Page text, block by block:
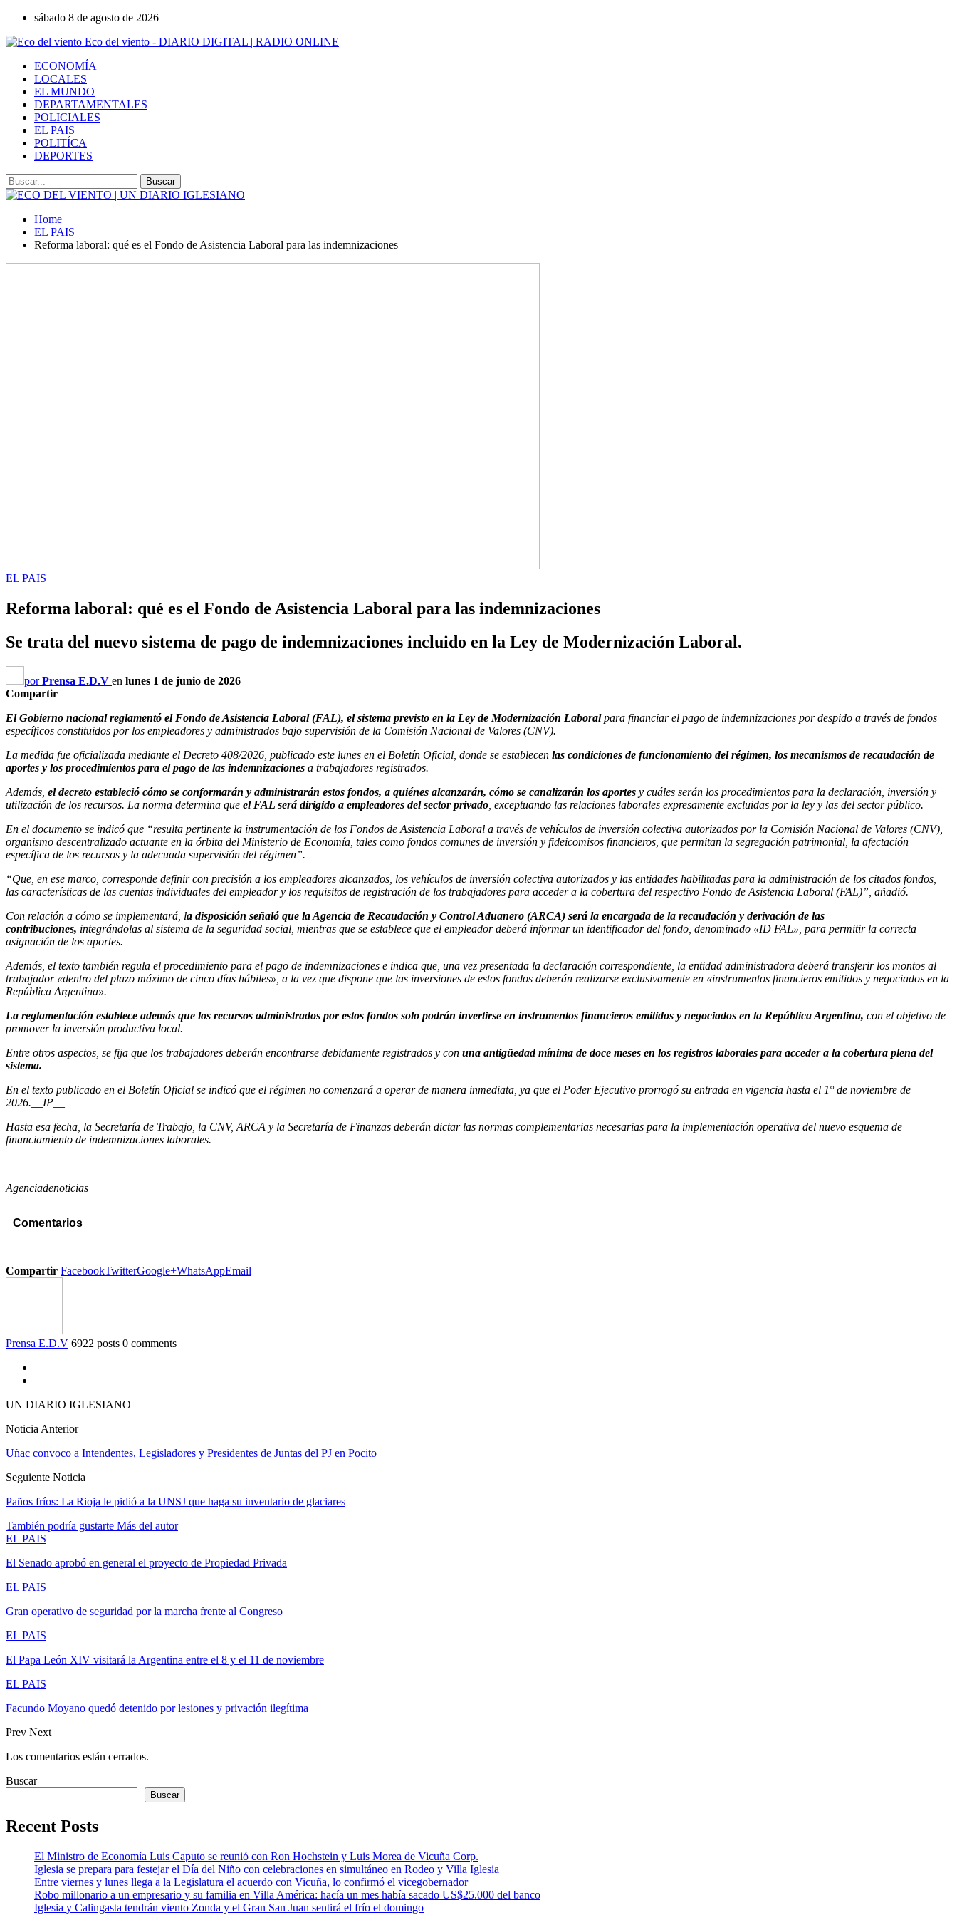
sábado 8 de agosto de 2026
Eco del viento - DIARIO DIGITAL | RADIO ONLINE
ECONOMÍA
LOCALES
EL MUNDO
DEPARTAMENTALES
POLICIALES
EL PAIS
POLITÍCA
DEPORTES
Home
EL PAIS
Reforma laboral: qué es el Fondo de Asistencia Laboral para las indemnizaciones
EL PAIS
Reforma laboral: qué es el Fondo de Asistencia Laboral para las indemnizaciones
Se trata del nuevo sistema de pago de indemnizaciones incluido en la Ley de Modernización Laboral.
porPrensa E.D.V en lunes 1 de junio de 2026
Compartir
El Gobierno nacional reglamentó el Fondo de Asistencia Laboral (FAL), el sistema previsto en la Ley de Modernización Laboralpara financiar el pago de indemnizaciones por despido a través de fondos
específicos constituidos por los empleadores y administrados bajo supervisión de la Comisión Nacional de Valores (CNV).
La medida fue oficializada mediante el Decreto 408/2026, publicado este lunes en el Boletín Oficial, donde se establecen las condiciones de funcionamiento del régimen, los mecanismos de recaudación de
aportes y los procedimientos para el pago de las indemnizaciones a trabajadores registrados.
Además, el decreto estableció cómo se conformarán y administrarán estos fondos, a quiénes alcanzarán, cómo se canalizarán los aportes y cuáles serán los procedimientos para la declaración, inversión y
utilización de los recursos. La norma determina que el FAL será dirigido a empleadores del sector privado , exceptuando las relaciones laborales expresamente excluidas por la ley y las del sector público.
En el documento se indicó que “resulta pertinente la instrumentación de los Fondos de Asistencia Laboral a través de vehículos de inversión colectiva autorizados por la Comisión Nacional de Valores (CNV),
organismo descentralizado actuante en la órbita del Ministerio de Economía, tales como fondos comunes de inversión y fideicomisos financieros, que permitan la segregación patrimonial, la afectación
específica de los recursos y la adecuada supervisión del régimen”.
“Que, en ese marco, corresponde definir con precisión a los empleadores alcanzados, los vehículos de inversión colectiva autorizados y las entidades habilitadas para la administración de los citados fondos,
las características de las cuentas individuales del empleador y los requisitos de registración de los trabajadores para acceder a la cobertura del respectivo Fondo de Asistencia Laboral (FAL)”, añadió.
Con relación a cómo se implementará, la disposición señaló que la Agencia de Recaudación y Control Aduanero (ARCA) será la encargada de la recaudación y derivación de las
contribuciones, integrándolas al sistema de la seguridad social, mientras que se establece que el empleador deberá informar un identificador del fondo, denominado «ID FAL», para permitir la correcta
asignación de los aportes.
Además, el texto también regula el procedimiento para el pago de indemnizaciones e indica que, una vez presentada la declaración correspondiente, la entidad administradora deberá transferir los montos al
trabajador «dentro del plazo máximo de cinco días hábiles», a la vez que dispone que las inversiones de estos fondos deberán realizarse exclusivamente en «instrumentos financieros emitidos y negociados en la
República Argentina».
La reglamentación establece además que los recursos administrados por estos fondos solo podrán invertirse en instrumentos financieros emitidos y negociados en la República Argentina, con el objetivo de
promover la inversión productiva local.
Entre otros aspectos, se fija que los trabajadores deberán encontrarse debidamente registrados y con una antigüedad mínima de doce meses en los registros laborales para acceder a la cobertura plena del
sistema.
En el texto publicado en el Boletín Oficial se indicó que el régimen no comenzará a operar de manera inmediata, ya que el Poder Ejecutivo prorrogó su entrada en vigencia hasta el 1° de noviembre de
2026.__IP__
Hasta esa fecha, la Secretaría de Trabajo, la CNV, ARCA y la Secretaría de Finanzas deberán dictar las normas complementarias necesarias para la implementación operativa del nuevo esquema de
financiamiento de indemnizaciones laborales.
Agenciadenoticias
Comentarios
Compartir FacebookTwitterGoogle+WhatsAppEmail
Prensa E.D.V 6922 posts 0 comments
UN DIARIO IGLESIANO
Noticia Anterior
Uñac convoco a Intendentes, Legisladores y Presidentes de Juntas del PJ en Pocito
Seguiente Noticia
Paños fríos: La Rioja le pidió a la UNSJ que haga su inventario de glaciares
También podría gustarte Más del autor
EL PAIS
El Senado aprobó en general el proyecto de Propiedad Privada
EL PAIS
Gran operativo de seguridad por la marcha frente al Congreso
EL PAIS
El Papa León XIV visitará la Argentina entre el 8 y el 11 de noviembre
EL PAIS
Facundo Moyano quedó detenido por lesiones y privación ilegítima
Prev Next
Los comentarios están cerrados.
Buscar
Buscar
Recent Posts
El Ministro de Economía Luis Caputo se reunió con Ron Hochstein y Luis Morea de Vicuña Corp.
Iglesia se prepara para festejar el Día del Niño con celebraciones en simultáneo en Rodeo y Villa Iglesia
Entre viernes y lunes llega a la Legislatura el acuerdo con Vicuña, lo confirmó el vicegobernador
Robo millonario a un empresario y su familia en Villa América: hacía un mes había sacado US$25.000 del banco
Iglesia y Calingasta tendrán viento Zonda y el Gran San Juan sentirá el frío el domingo